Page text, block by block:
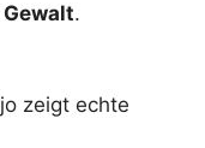
Gewalt.
zeigt echte